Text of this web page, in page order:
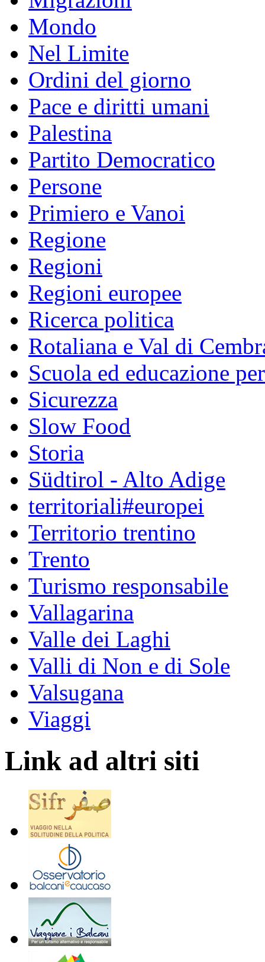
Mondo
Nel Limite
Ordini del giorno
Pace e diritti umani
Palestina
Partito Democratico
Persone
Primiero e Vanoi
Regione
Regioni
Regioni europee
Ricerca politica
Rotaliana e Val di
Scuola ed educazione
Sicurezza
Slow Food
Storia
Südtirol - Alto Adige
territoriali#europei
Territorio trentino
Trento
Turismo responsabile
Vallagarina
Valle dei Laghi
Valli di Non e di Sole
Valsugana
Viaggi
Link ad altri siti